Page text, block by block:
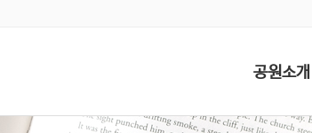
공원소개